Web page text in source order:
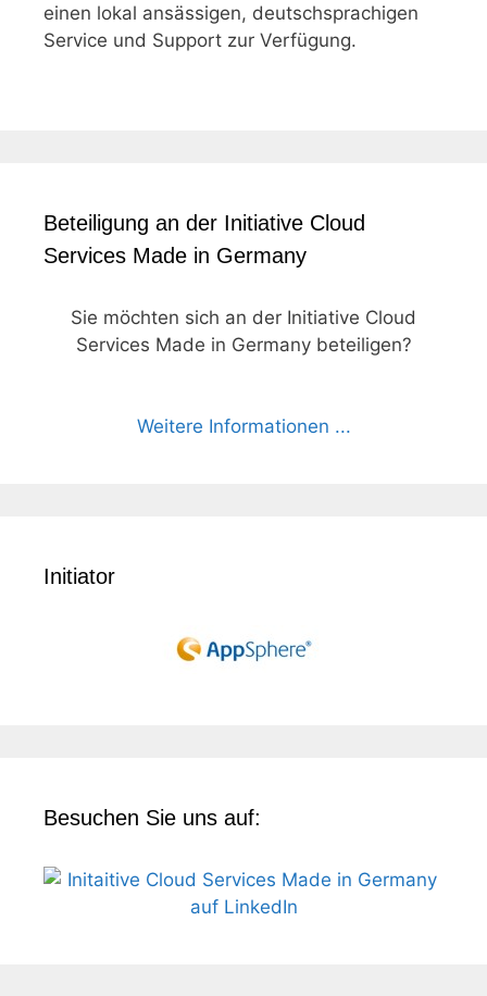
einen lokal ansässigen, deutschsprachigen
Service und Support zur Verfügung.
Beteiligung an der Initiative Cloud
Services Made in Germany
Sie möchten sich an der Initiative Cloud
Services Made in Germany beteiligen?
Weitere Informationen ...
Initiator
Besuchen Sie uns auf: